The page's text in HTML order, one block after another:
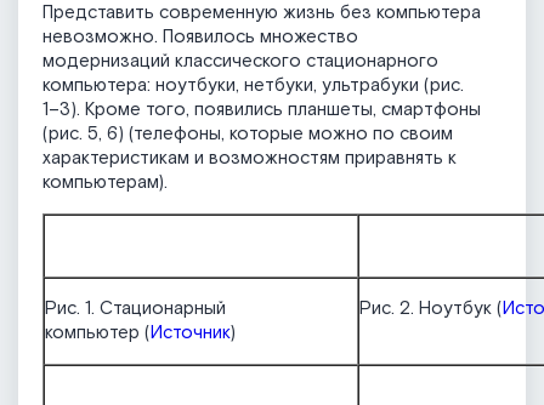
Представить современную жизнь без компьютера
невозможно. Появилось множество
модернизаций классического стационарного
компьютера: ноутбуки, нетбуки, ультрабуки (рис.
1–3). Кроме того, появились планшеты, смартфоны
(рис. 5, 6) (телефоны, которые можно по своим
характеристикам и возможностям приравнять к
компьютерам).
Рис. 1. Стационарный
компьютер (Источник)
Рис. 2. Ноутбук (